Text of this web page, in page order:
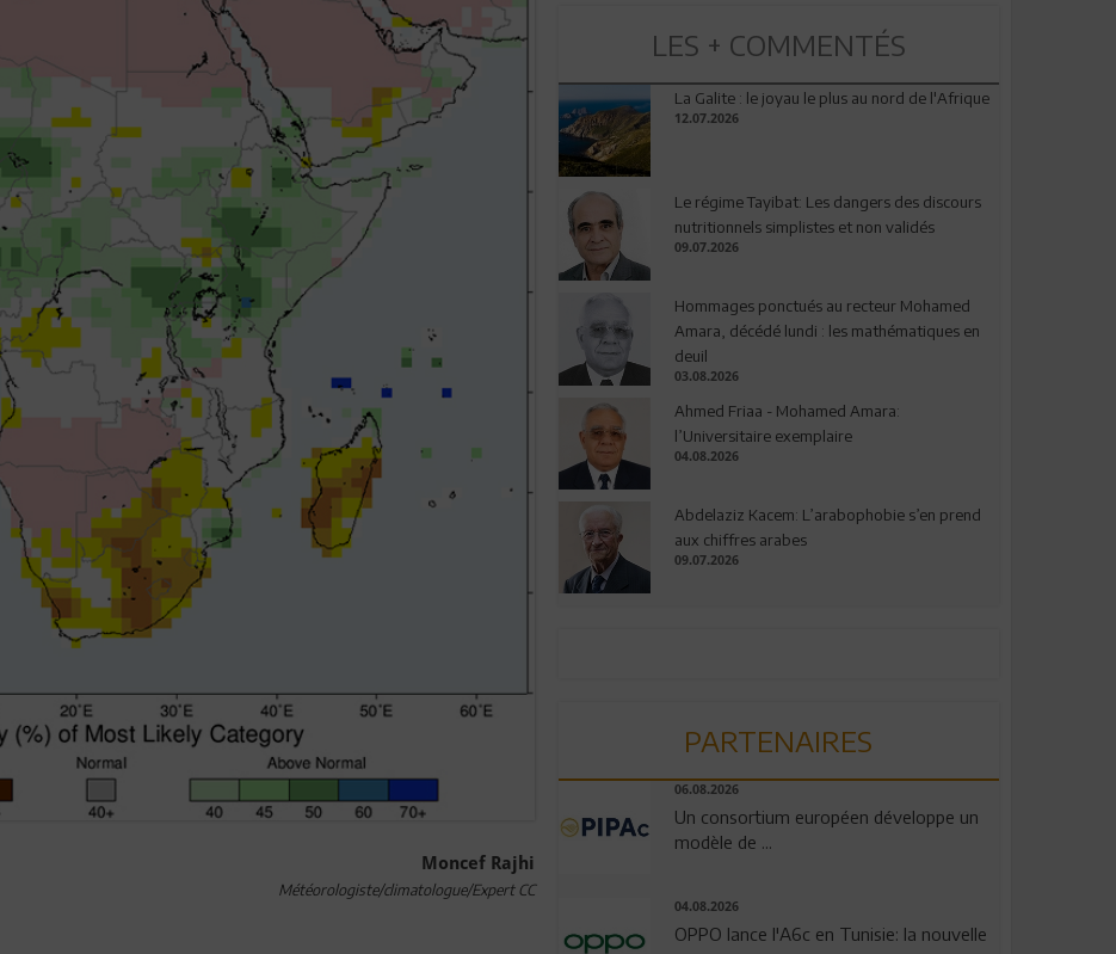
Moncef Rajhi
Météorologiste/climatologue/Expert CC
LES + COMMENTÉS
La Galite : le joyau le plus au nord de l'Afrique
12.07.2026
Le régime Tayibat: Les dangers des discours
nutritionnels simplistes et non validés
09.07.2026
Hommages ponctués au recteur Mohamed
Amara, décédé lundi : les mathématiques en
deuil
03.08.2026
Ahmed Friaa - Mohamed Amara:
l’Universitaire exemplaire
04.08.2026
Abdelaziz Kacem: L’arabophobie s’en prend
aux chiffres arabes
09.07.2026
PARTENAIRES
06.08.2026
Un consortium européen développe un
modèle de ...
04.08.2026
OPPO lance l'A6c en Tunisie: la nouvelle